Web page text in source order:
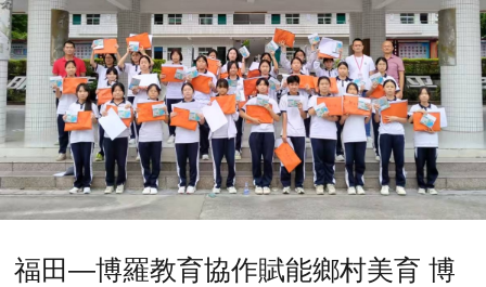
福田—博羅教育協作賦能鄉村美育 博